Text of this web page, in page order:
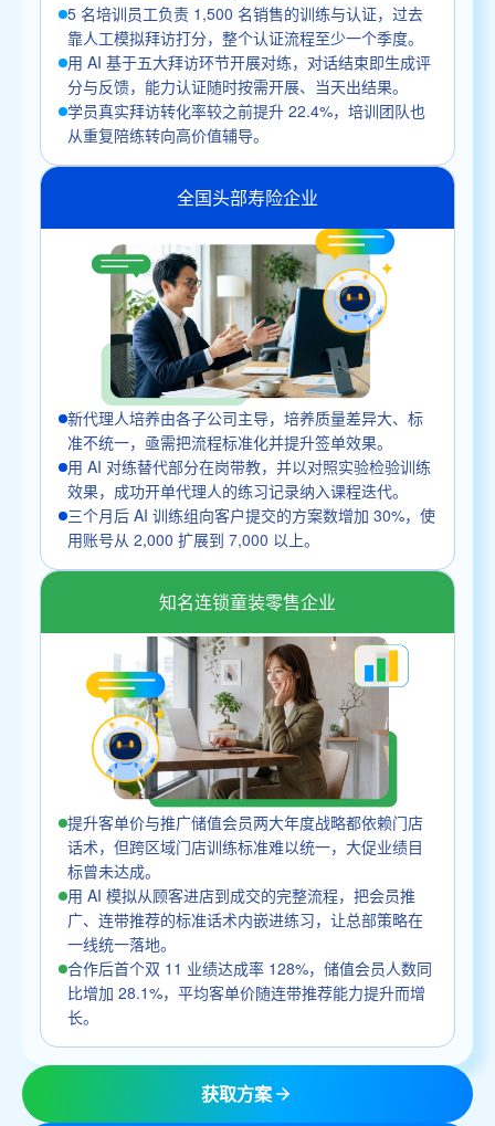
5 名培训员工负责 1,500 名销售的训练与认证，过去
靠人工模拟拜访打分，整个认证流程至少一个季度。
用 AI 基于五大拜访环节开展对练，对话结束即生成评
分与反馈，能力认证随时按需开展、当天出结果。
学员真实拜访转化率较之前提升 22.4%，培训团队也
从重复陪练转向高价值辅导。
全国头部寿险企业
新代理人培养由各子公司主导，培养质量差异大、标
准不统一，亟需把流程标准化并提升签单效果。
用 AI 对练替代部分在岗带教，并以对照实验检验训练
效果，成功开单代理人的练习记录纳入课程迭代。
三个月后 AI 训练组向客户提交的方案数增加 30%，使
用账号从 2,000 扩展到 7,000 以上。
知名连锁童装零售企业
提升客单价与推广储值会员两大年度战略都依赖门店
话术，但跨区域门店训练标准难以统一，大促业绩目
标曾未达成。
用 AI 模拟从顾客进店到成交的完整流程，把会员推
广、连带推荐的标准话术内嵌进练习，让总部策略在
一线统一落地。
合作后首个双 11 业绩达成率 128%，储值会员人数同
比增加 28.1%，平均客单价随连带推荐能力提升而增
长。
获取方案